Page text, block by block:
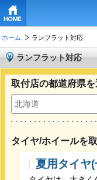
ホーム ランフラット対応
ランフラット対応
取付店の都道府県を
タイヤ/ホイールを
夏用タイヤ